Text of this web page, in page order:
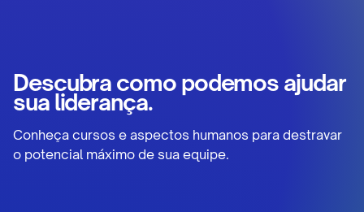
Descubra como podemos ajudar
sua liderança.
Conheça cursos e aspectos humanos para destravar
o potencial máximo de sua equipe.